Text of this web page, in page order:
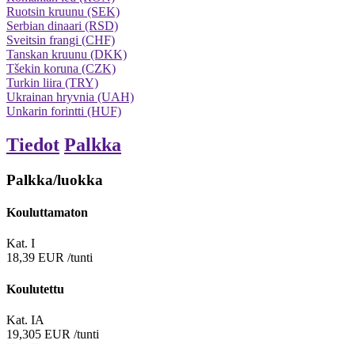
Ruotsin kruunu (SEK)
Serbian dinaari (RSD)
Sveitsin frangi (CHF)
Tanskan kruunu (DKK)
Tšekin koruna (CZK)
Turkin liira (TRY)
Ukrainan hryvnia (UAH)
Unkarin forintti (HUF)
Tiedot Palkka
Palkka/luokka
Kouluttamaton
Kat. I
18,39 EUR /tunti
Koulutettu
Kat. IA
19,305 EUR /tunti